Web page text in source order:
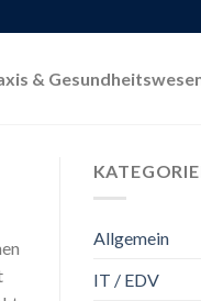
&
Allgemein
IT / EDV